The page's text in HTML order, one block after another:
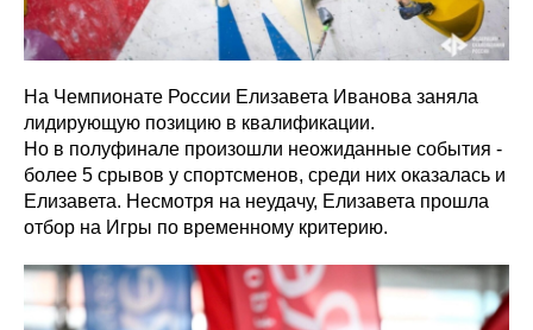
На Чемпионате России Елизавета Иванова заняла
лидирующую позицию в квалификации.
Но в полуфинале произошли неожиданные события -
более 5 срывов у спортсменов, среди них оказалась и
Елизавета. Несмотря на неудачу, Елизавета прошла
отбор на Игры по временному критерию.